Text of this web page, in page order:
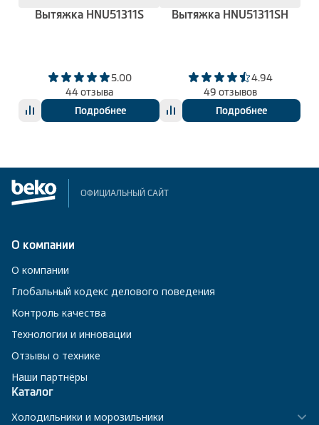
Вытяжка HNU51311S
5.00
44 отзыва
Подробнее
Вытяжка HNU51311SH
4.94
49 отзывов
Подробнее
ОФИЦИАЛЬНЫЙ САЙТ
О компании
О компании
Глобальный кодекс делового поведения
Контроль качества
Технологии и инновации
Отзывы о технике
Наши партнёры
Каталог
Холодильники и морозильники